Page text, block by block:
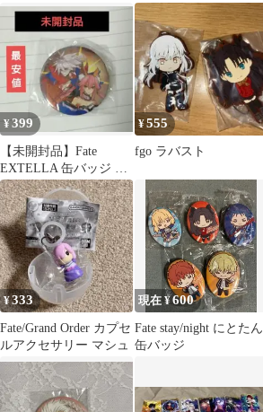
喚 缶バッジ 描き下
ッジ
¥399
【未開封品】Fate
EXTELLA 缶バッジ カ
ルナ&玉藻の前
¥555
fgo ラバスト
¥333
Fate/Grand Order カプセ
ルアクセサリー マシュ
現在 ¥600
Fate stay/night にとたん
缶バッジ